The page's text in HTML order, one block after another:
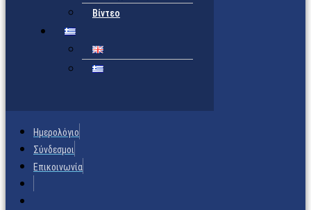
Βίντεο
Ημερολόγιο
Σύνδεσμοι
Επικοινωνία